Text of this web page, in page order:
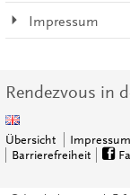
Impressum
Rendezvous in
Übersicht Impressum
Barrierefreiheit